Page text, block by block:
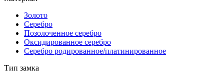
Золото
Серебро
Позолоченное серебро
Оксидированное серебро
Серебро родированное/платинированное
Тип замка